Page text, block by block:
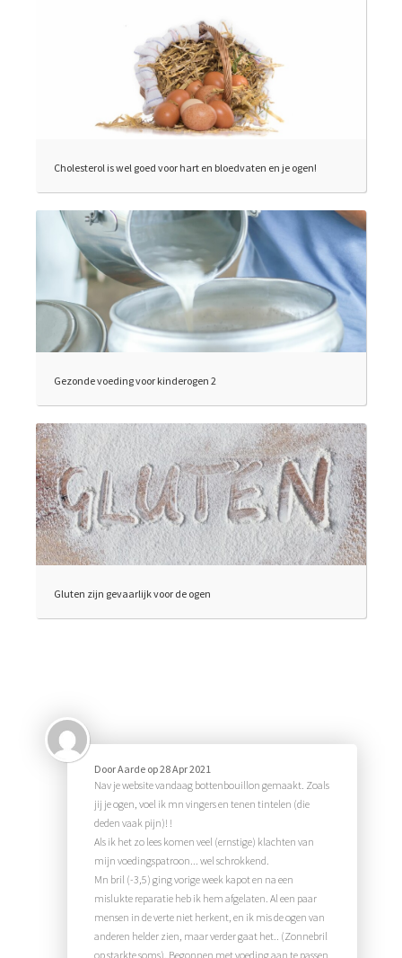
Cholesterol is wel goed voor hart en bloedvaten en je ogen!
Gezonde voeding voor kinderogen 2
Gluten zijn gevaarlijk voor de ogen
DoorAarde op28 Apr 2021
Nav je website vandaag bottenbouillon gemaakt. Zoals
jij je ogen, voel ik mn vingers en tenen tintelen (die
deden vaak pijn)! !
Als ik het zo lees komen veel (ernstige) klachten van
mijn voedingspatroon... wel schrokkend.
Mn bril (-3,5) ging vorige week kapot en na een
mislukte reparatie heb ik hem afgelaten. Al een paar
mensen in de verte niet herkent, en ik mis de ogen van
anderen helder zien, maar verder gaat het.. (Zonnebril
op starkte soms). Begonnen met voeding aan te passen